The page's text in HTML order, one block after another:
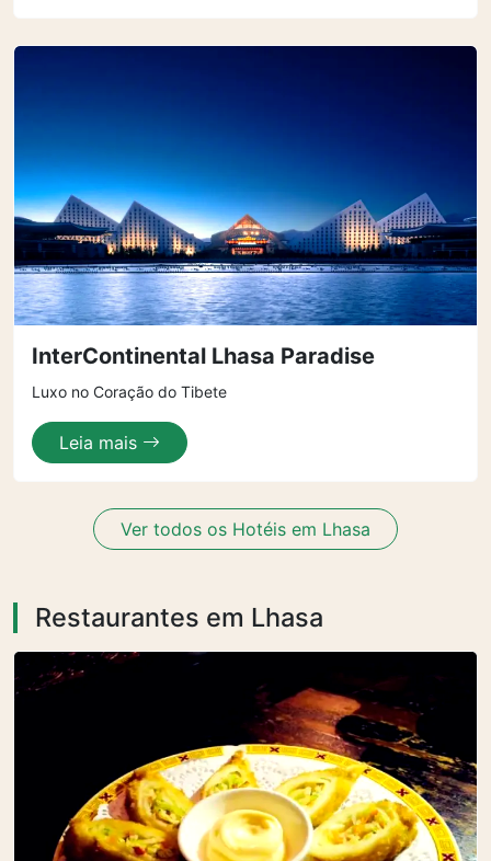
InterContinental Lhasa Paradise
Luxo no Coração do Tibete
Leia mais
Ver todos os Hotéis em Lhasa
Restaurantes em Lhasa